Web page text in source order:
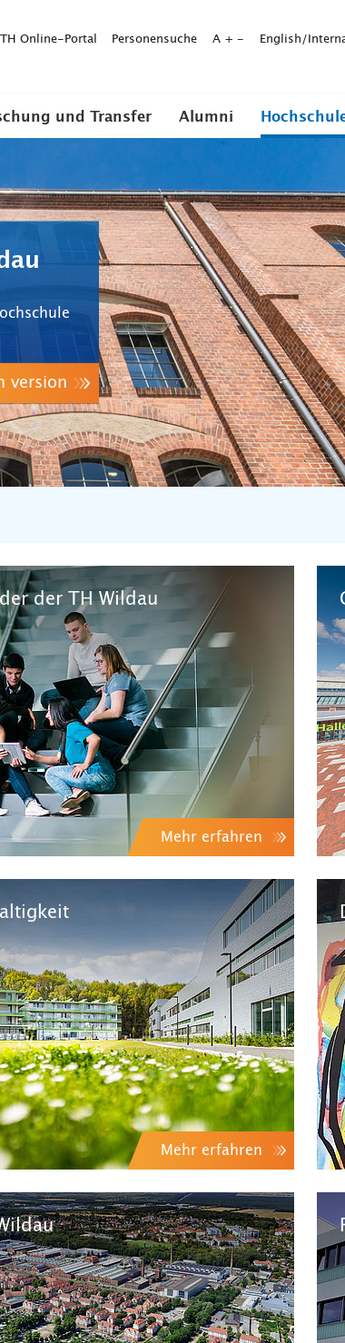
TH Online-Portal Personensuche A + - English/
und Transfer Alumni
version
der TH Wildau
Mehr erfahren
Mehr erfahren